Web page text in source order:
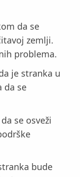
da se
zemlji.
problema.
je stranka u
da se
se osveži
bude